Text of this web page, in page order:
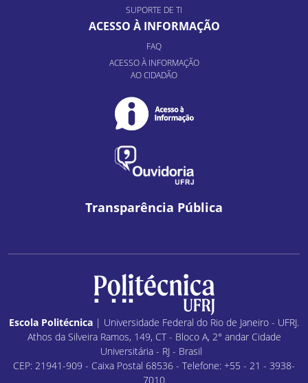
SUPORTE DE TI
ACESSO À INFORMAÇÃO
FAQ
ACESSO À INFORMAÇÃO
AO CIDADÃO
Transparência Pública
Escola Politécnica | Universidade Federal do Rio de Janeiro - UFRJ.
Athos da Silveira Ramos, 149, CT - Bloco A, 2° andar Cidade
Universitária - RJ - Brasil
CEP: 21941-909 - Caixa Postal 68536 - Telefone: +55 - 21 - 3938-
7010